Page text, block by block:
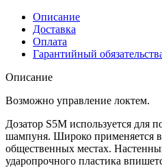
Описание
Доставка
Оплата
Гарантийный
Описание
Возможно управление локтем.
Дозатор S5M используется для
шампуня. Широко применяется
общественных местах.
ударопрочного пластика